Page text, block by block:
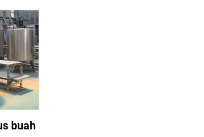
buah